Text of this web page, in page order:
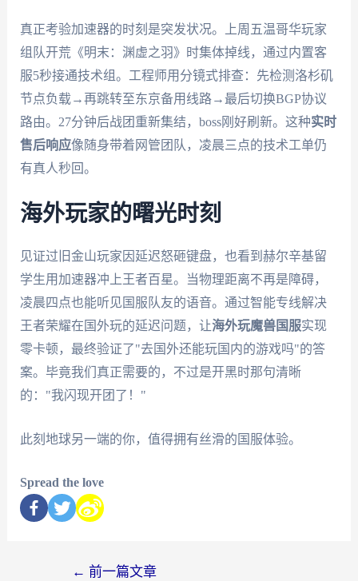
真正考验加速器的时刻是突发状况。上周五温哥华玩家
组队开荒《明末：渊虚之羽》时集体掉线，通过内置客
服5秒接通技术组。工程师用分镜式排查：先检测洛杉矶
节点负载→再跳转至东京备用线路→最后切换BGP协议
路由。27分钟后战团重新集结，boss刚好刷新。这种实时
售后响应像随身带着网管团队，凌晨三点的技术工单仍
有真人秒回。
海外玩家的曙光时刻
见证过旧金山玩家因延迟怒砸键盘，也看到赫尔辛基留
学生用加速器冲上王者百星。当物理距离不再是障碍，
凌晨四点也能听见国服队友的语音。通过智能专线解决
王者荣耀在国外玩的延迟问题，让海外玩魔兽国服实现
零卡顿，最终验证了"去国外还能玩国内的游戏吗"的答
案。毕竟我们真正需要的，不过是开黑时那句清晰
的："我闪现开团了！"
此刻地球另一端的你，值得拥有丝滑的国服体验。
Spread the love
← 前一篇文章